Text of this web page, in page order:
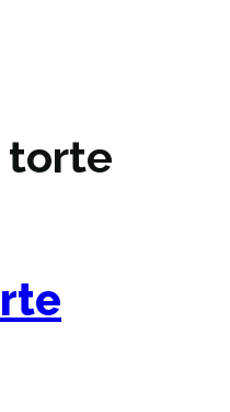
torte